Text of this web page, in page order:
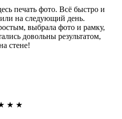
печать фото. Всё быстро и
на следующий день.
выбрала фото и рамку,
довольны результатом,
стене!
★ ★